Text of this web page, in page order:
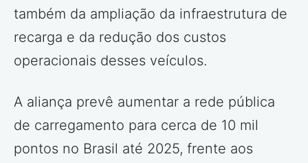
também da ampliação da infraestrutura de
recarga e da redução dos custos
operacionais desses veículos.
A aliança prevê aumentar a rede pública
de carregamento para cerca de 10 mil
pontos no Brasil até 2025, frente aos